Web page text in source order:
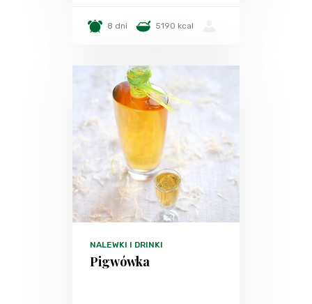
8 dni 5190 kcal
NALEWKI I DRINKI
Pigwówka